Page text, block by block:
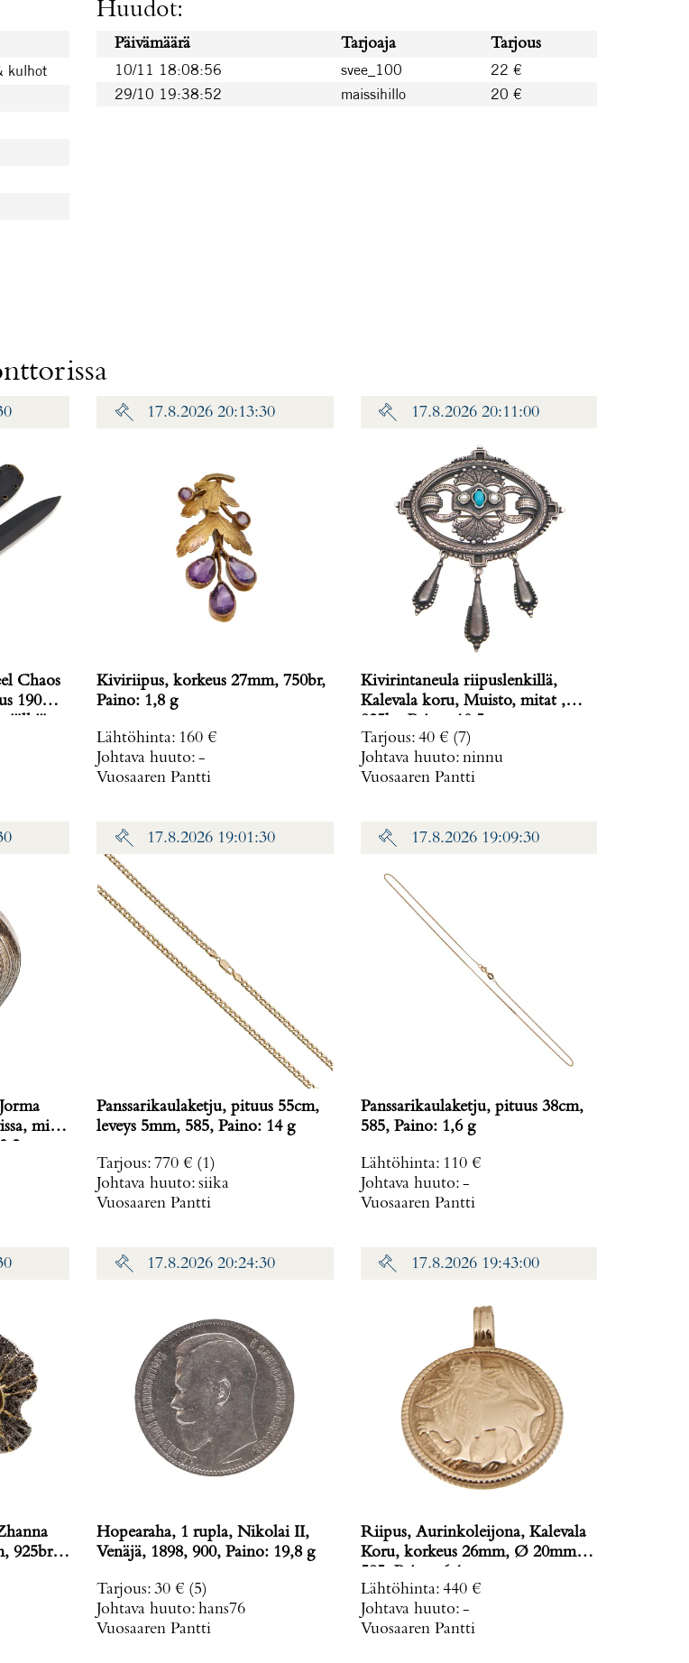
kulhot
Huudot:
Päivämäärä Tarjoaja Tarjous
10/11 18:08:56 svee_100
22 €
29/10 19:38:52
maissihillo 20 €
Chaos
190
17.8.2026 20:13:30
Kiviriipus, korkeus 27mm, 750br,
Paino: 1,8 g
Lähtöhinta: 160 €
Johtava huuto: -
Vuosaaren Pantti
17.8.2026 20:11:00
Kivirintaneula riipuslenkillä,
Kalevala koru, Muisto, mitat ,
Tarjous: 40 € (7)
Johtava huuto: ninnu
Vuosaaren Pantti
17.8.2026 19:01:30
Panssarikaulaketju, pituus 55cm,
leveys 5mm, 585, Paino: 14 g
Tarjous: 770 € (1)
Johtava huuto: siika
Vuosaaren Pantti
17.8.2026 19:09:30
Panssarikaulaketju, pituus 38cm,
585, Paino: 1,6 g
Lähtöhinta: 110 €
Johtava huuto: -
Vuosaaren Pantti
925br,
17.8.2026 20:24:30
Hopearaha, 1 rupla, Nikolai II,
Venäjä, 1898, 900, Paino: 19,8 g
Tarjous: 30 € (5)
Johtava huuto: hans76
Vuosaaren Pantti
17.8.2026 19:43:00
Riipus, Aurinkoleijona, Kalevala
Koru, korkeus 26mm, Ø 20mm,
Lähtöhinta: 440 €
Johtava huuto: -
Vuosaaren Pantti